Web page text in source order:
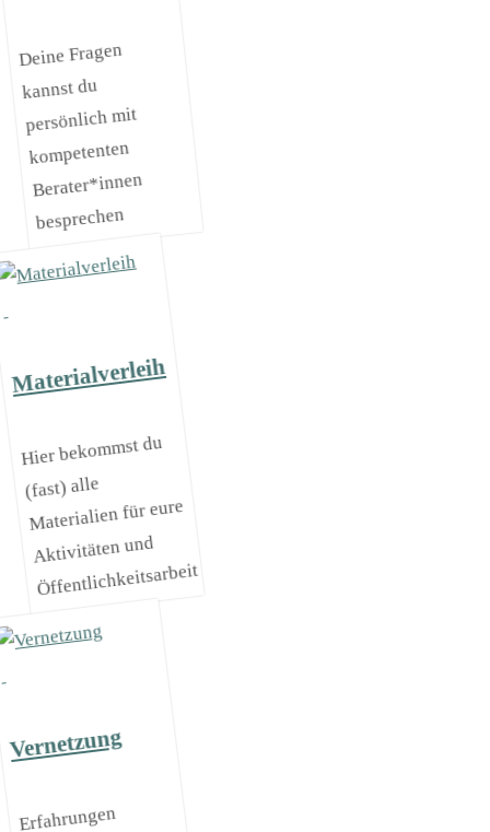
Deine Fragen
kannst du
persönlich mit
kompetenten
Berater*innen
besprechen
Materialverleih
Hier bekommst du
(fast) alle
Materialien für eure
Aktivitäten und
Öffentlichkeitsarbeit
Vernetzung
Erfahrungen